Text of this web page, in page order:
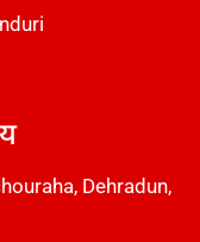
Dehradun,